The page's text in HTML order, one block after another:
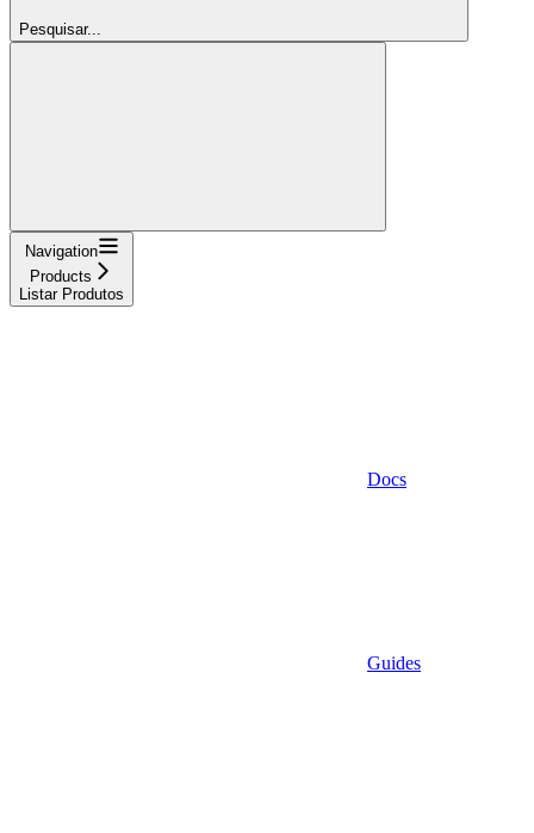
Pesquisar...
Navigation
Products
Listar Produtos
Docs
Guides